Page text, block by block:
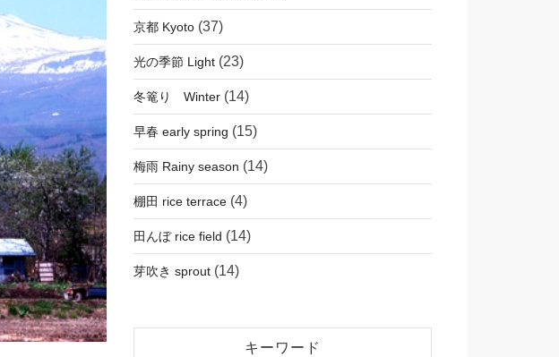
京都 Kyoto(37)
光の季節 Light(23)
冬篭り Winter(14)
早春 early spring (15)
梅雨 Rainy season (14)
棚田 rice terrace(4)
田んぼ rice field (14)
芽吹き sprout(14)
キーワード